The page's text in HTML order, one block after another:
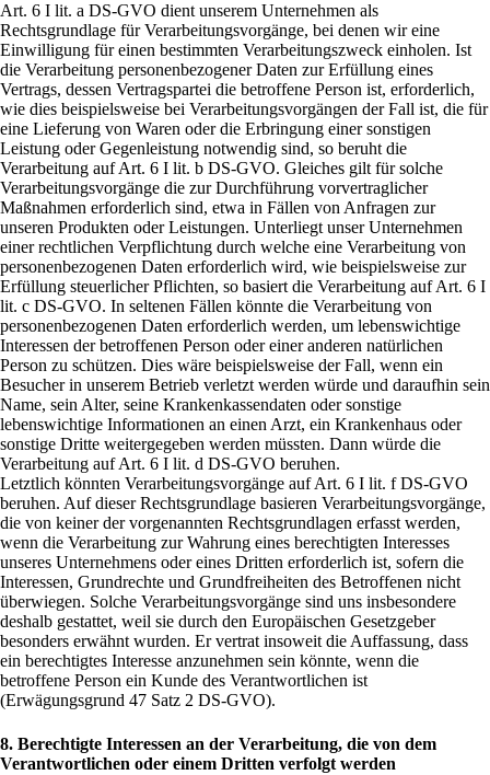
Art. 6 I lit. a DS-GVO dient unserem Unternehmen als
Rechtsgrundlage für Verarbeitungsvorgänge, bei denen wir eine
Einwilligung für einen bestimmten Verarbeitungszweck einholen. Ist
die Verarbeitung personenbezogener Daten zur Erfüllung eines
Vertrags, dessen Vertragspartei die betroffene Person ist, erforderlich,
wie dies beispielsweise bei Verarbeitungsvorgängen der Fall ist, die für
eine Lieferung von Waren oder die Erbringung einer sonstigen
Leistung oder Gegenleistung notwendig sind, so beruht die
Verarbeitung auf Art. 6 I lit. b DS-GVO. Gleiches gilt für solche
Verarbeitungsvorgänge die zur Durchführung vorvertraglicher
Maßnahmen erforderlich sind, etwa in Fällen von Anfragen zur
unseren Produkten oder Leistungen. Unterliegt unser Unternehmen
einer rechtlichen Verpflichtung durch welche eine Verarbeitung von
personenbezogenen Daten erforderlich wird, wie beispielsweise zur
Erfüllung steuerlicher Pflichten, so basiert die Verarbeitung auf Art. 6 I
lit. c DS-GVO. In seltenen Fällen könnte die Verarbeitung von
personenbezogenen Daten erforderlich werden, um lebenswichtige
Interessen der betroffenen Person oder einer anderen natürlichen
Person zu schützen. Dies wäre beispielsweise der Fall, wenn ein
Besucher in unserem Betrieb verletzt werden würde und daraufhin sein
Name, sein Alter, seine Krankenkassendaten oder sonstige
lebenswichtige Informationen an einen Arzt, ein Krankenhaus oder
sonstige Dritte weitergegeben werden müssten. Dann würde die
Verarbeitung auf Art. 6 I lit. d DS-GVO beruhen.
Letztlich könnten Verarbeitungsvorgänge auf Art. 6 I lit. f DS-GVO
beruhen. Auf dieser Rechtsgrundlage basieren Verarbeitungsvorgänge,
die von keiner der vorgenannten Rechtsgrundlagen erfasst werden,
wenn die Verarbeitung zur Wahrung eines berechtigten Interesses
unseres Unternehmens oder eines Dritten erforderlich ist, sofern die
Interessen, Grundrechte und Grundfreiheiten des Betroffenen nicht
überwiegen. Solche Verarbeitungsvorgänge sind uns insbesondere
deshalb gestattet, weil sie durch den Europäischen Gesetzgeber
besonders erwähnt wurden. Er vertrat insoweit die Auffassung, dass
ein berechtigtes Interesse anzunehmen sein könnte, wenn die
betroffene Person ein Kunde des Verantwortlichen ist
(Erwägungsgrund 47 Satz 2 DS-GVO).
8. Berechtigte Interessen an der Verarbeitung, die von dem
Verantwortlichen oder einem Dritten verfolgt werden